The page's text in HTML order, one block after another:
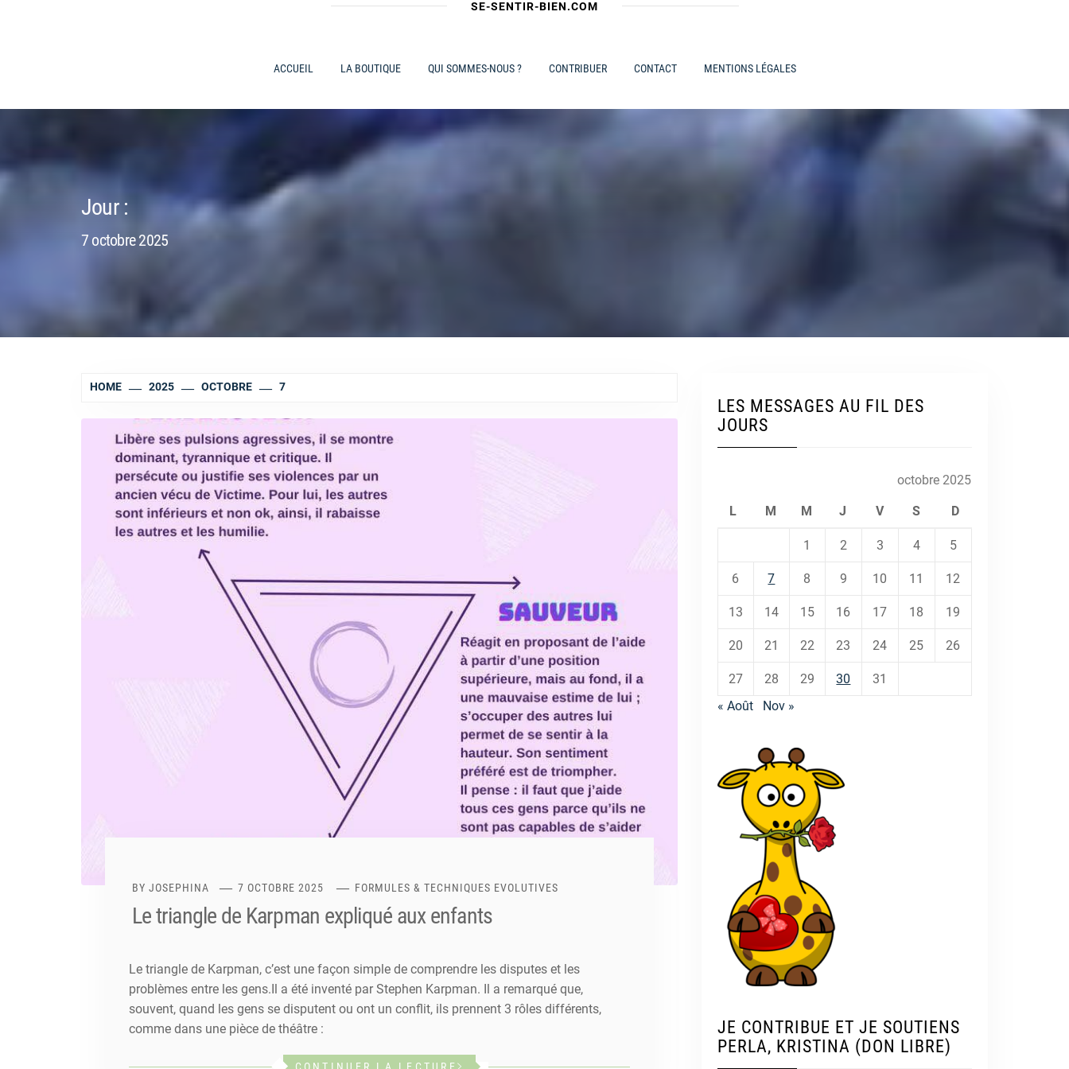
SE-SENTIR-BIEN.COM
ACCUEIL LA BOUTIQUE QUI SOMMES-NOUS ? CONTRIBUER CONTACT MENTIONS LÉGALES
Jour :
7 octobre 2025
HOME 2025 OCTOBRE 7
BY JOSEPHINA 7 OCTOBRE 2025 FORMULES & TECHNIQUES EVOLUTIVES
Le triangle de Karpman expliqué aux enfants
Le triangle de Karpman, c’est une façon simple de comprendre les disputes et les
problèmes entre les gens.Il a été inventé par Stephen Karpman. Il a remarqué que,
souvent, quand les gens se disputent ou ont un conflit, ils prennent 3 rôles différents,
comme dans une pièce de théâtre :
LES MESSAGES AU FIL DES
JOURS
octobre 2025
L M M J V S D
1 2 3 4 5
6 7 8 9 10 11 12
13 14 15 16 17 18 19
20 21 22 23 24 25 26
27 28 29 30
31
« Août
Nov »
JE CONTRIBUE ET JE SOUTIENS
PERLA, KRISTINA (DON LIBRE)